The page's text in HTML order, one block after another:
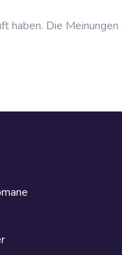
haben. Die Meinungen